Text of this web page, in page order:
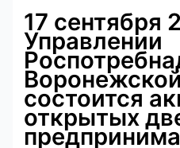
17 сентября
Управлении
состоится
открытых